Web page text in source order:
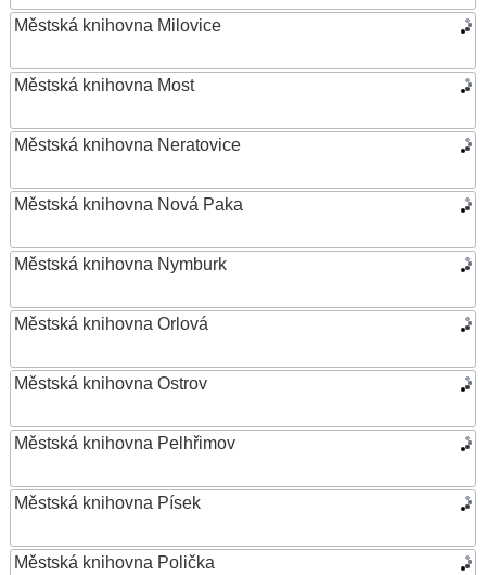
Městská knihovna Milovice
Městská knihovna Most
Městská knihovna Neratovice
Městská knihovna Nová Paka
Městská knihovna Nymburk
Městská knihovna Orlová
Městská knihovna Ostrov
Městská knihovna Pelhřimov
Městská knihovna Písek
Městská knihovna Polička